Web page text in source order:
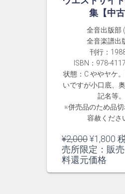
集【中古
全音出版部
全音楽譜出
刊行：
ISBN：978-
状態：C ややヤケ
いですが小口底、
記名等。
※併売品のため品
容赦くださ
¥2,000元
の
価
¥1,800 現
在
売所限定：販
料還元価格